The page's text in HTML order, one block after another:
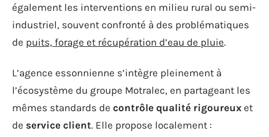
également les interventions en milieu rural ou semi-
industriel, souvent confronté à des problématiques
de puits, forage et récupération d’eau de pluie.
L’agence essonnienne s’intègre pleinement à
l’écosystème du groupe Motralec, en partageant les
mêmes standards de contrôle qualité rigoureux et
de service client. Elle propose localement :